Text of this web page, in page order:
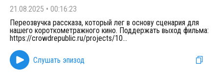
21.08.2025 • 00:16:23
Переозвучка рассказа, который лег в основу сценария для
нашего короткометражного кино. Поддержать выход фильма:
https://crowdrepublic.ru/projects/10...
Слушать эпизод